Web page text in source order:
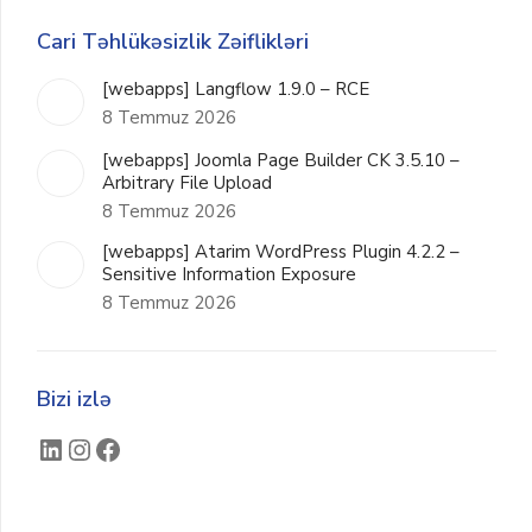
Cari Təhlükəsizlik Zəiflikləri
[webapps] Langflow 1.9.0 – RCE
8 Temmuz 2026
[webapps] Joomla Page Builder CK 3.5.10 –
Arbitrary File Upload
8 Temmuz 2026
[webapps] Atarim WordPress Plugin 4.2.2 –
Sensitive Information Exposure
8 Temmuz 2026
Bizi izlə